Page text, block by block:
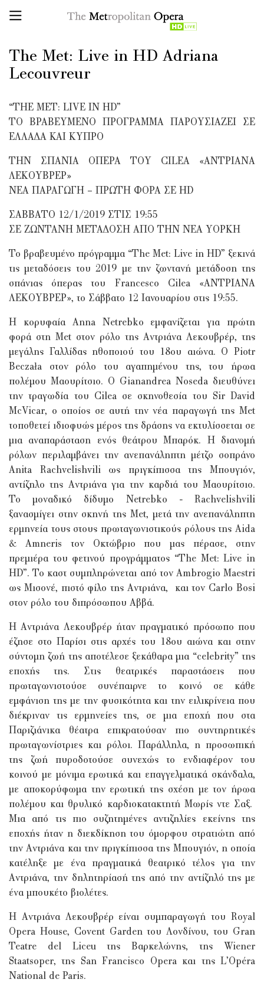
The Met: Live in HD Adriana
Lecouvreur
“THE MET: LIVE IN HD”
ΤΟ ΒΡΑΒΕΥΜΕΝΟ ΠΡΟΓΡΑΜΜΑ ΠΑΡΟΥΣΙΑΖΕΙ ΣΕ
ΕΛΛΑΔΑ ΚΑΙ ΚΥΠΡΟ
THN ΣΠΑΝΙΑ ΟΠΕΡΑ TOY CILEA «ΑΝΤΡΙΑΝΑ
ΛΕΚΟΥΒΡΕΡ»
ΝΕΑ ΠΑΡΑΓΩΓΗ – ΠΡΩΤΗ ΦΟΡΑ ΣΕ HD
ΣΑΒΒΑΤΟ 12/1/2019 ΣΤΙΣ 19:55
ΣΕ ΖΩΝΤΑΝΗ ΜΕΤΑΔΟΣΗ ΑΠΟ ΤΗΝ ΝΕΑ ΥΟΡΚΗ
Το βραβευμένο πρόγραμμα “The Met: Live in HD” ξεκινά
τις μεταδόσεις του 2019 με την ζωντανή μετάδοση της
σπάνιας όπερας του Francesco Cilea «ΑΝΤΡΙΑΝΑ
ΛΕΚΟΥΒΡΕΡ», το Σάββατο 12 Ιανουαρίου στις 19:55.
Η κορυφαία Anna Netrebko εμφανίζεται για πρώτη
φορά στη Met στον ρόλο της Αντριάνα Λεκουβρέρ, της
μεγάλης Γαλλίδας ηθοποιού του 18ου αιώνα. Ο Piotr
Beczała στον ρόλο του αγαπημένου της, του ήρωα
πολέμου Μαουρίτσιο. Ο Gianandrea Noseda διευθύνει
την τραγωδία του Cilea σε σκηνοθεσία του Sir David
McVicar, ο οποίος σε αυτή την νέα παραγωγή της Met
τοποθετεί ιδιοφυώς μέρος της δράσης να εκτυλίσσεται σε
μια αναπαράσταση ενός θεάτρου Μπαρόκ. Η διανομή
ρόλων περιλαμβάνει την ανεπανάληπτη μέτζο σοπράνο
Anita Rachvelishvili ως πριγκίπισσα της Μπουγιόν,
αντίζηλο της Αντριάνα για την καρδιά του Μαουρίτσιο.
Το μοναδικό δίδυμο Netrebko - Rachvelishvili
ξανασμίγει στην σκηνή της Met, μετά την ανεπανάληπτη
ερμηνεία τους στους πρωταγωνιστικούς ρόλους της Aida
& Amneris τον Οκτώβριο που μας πέρασε, στην
πρεμιέρα του φετινού προγράμματος “The Met: Live in
HD”. Το καστ συμπληρώνεται από τον Ambrogio Maestri
ως Μισονέ, πιστό φίλο της Αντριάνα, και τον Carlo Bosi
στον ρόλο του διπρόσωπου Αββά.
Η Αντριάνα Λεκουβρέρ ήταν πραγματικό πρόσωπο που
έζησε στο Παρίσι στις αρχές του 18ου αιώνα και στην
σύντομη ζωή της αποτέλεσε ξεκάθαρα μια “celebrity” της
εποχής της. Στις θεατρικές παραστάσεις που
πρωταγωνιστούσε συνέπαιρνε το κοινό σε κάθε
εμφάνιση της με την φυσικότητα και την ειλικρίνεια που
διέκριναν τις ερμηνείες της, σε μια εποχή που στα
Παριζιάνικα θέατρα επικρατούσαν πιο συντηρητικές
πρωταγωνίστριες και ρόλοι. Παράλληλα, η προσωπική
της ζωή πυροδοτούσε συνεχώς το ενδιαφέρον του
κοινού με μόνιμα ερωτικά και επαγγελματικά σκάνδαλα,
με αποκορύφωμα την ερωτική της σχέση με τον ήρωα
πολέμου και θρυλικό καρδιοκατακτητή Μωρίς ντε Σαξ.
Μια από τις πιο συζητημένες αντιζηλίες εκείνης της
εποχής ήταν η διεκδίκηση του όμορφου στρατιώτη από
την Αντριάνα και την πριγκίπισσα της Μπουγιόν, η οποία
κατέληξε με ένα πραγματικά θεατρικό τέλος για την
Αντριάνα, την δηλητηρίασή της από την αντίζηλό της με
ένα μπουκέτο βιολέτες.
Η Αντριάνα Λεκουβρέρ είναι συμπαραγωγή του Royal
Opera House, Covent Garden του Λονδίνου, του Gran
Teatre del Liceu της Βαρκελώνης, της Wiener
Staatsoper, της San Francisco Opera και της L’Opéra
National de Paris.